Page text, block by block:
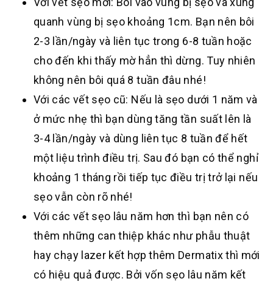
quanh vùng bị sẹo khoảng 1cm. Bạn nên bôi
2-3 lần/ngày và liên tục trong 6-8 tuần hoặc
cho đến khi thấy mờ hẳn thì dừng. Tuy nhiên
không nên bôi quá 8 tuần đâu nhé!
Với các vết sẹo cũ: Nếu là sẹo dưới 1 năm và
ở mức nhẹ thì bạn dùng tăng tần suất lên là
3-4 lần/ngày và dùng liên tục 8 tuần để hết
một liệu trình điều trị. Sau đó bạn có thể nghỉ
khoảng 1 tháng rồi tiếp tục điều trị trở lại nếu
sẹo vẫn còn rõ nhé!
Với các vết sẹo lâu năm hơn thì bạn nên có
thêm những can thiệp khác như phẫu thuật
hay chạy lazer kết hợp thêm Dermatix thì mới
có hiệu quả được. Bởi vốn sẹo lâu năm kết